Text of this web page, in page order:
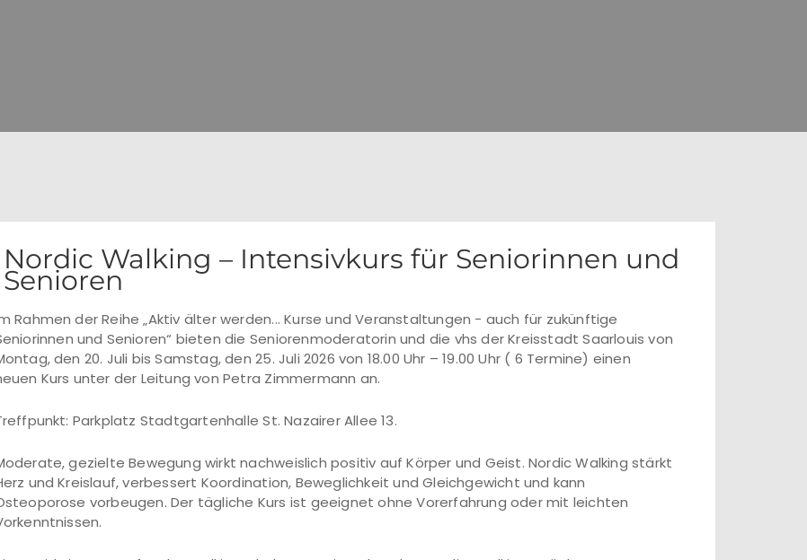
Nordic Walking – Intensivkurs für Seniorinnen und
Senioren
Rahmen der Reihe „Aktiv älter werden... Kurse und Veranstaltungen - auch für zukünftige
und Senioren“ bieten die Seniorenmoderatorin und die vhs der Kreisstadt Saarlouis von
den 20. Juli bis Samstag, den 25. Juli 2026 von 18.00 Uhr – 19.00 Uhr ( 6 Termine) einen
Kurs unter der Leitung von Petra Zimmermann an.
Parkplatz Stadtgartenhalle St. Nazairer Allee 13.
gezielte Bewegung wirkt nachweislich positiv auf Körper und Geist. Nordic Walking stärkt
und Kreislauf, verbessert Koordination, Beweglichkeit und Gleichgewicht und kann
vorbeugen. Der tägliche Kurs ist geeignet ohne Vorerfahrung oder mit leichten